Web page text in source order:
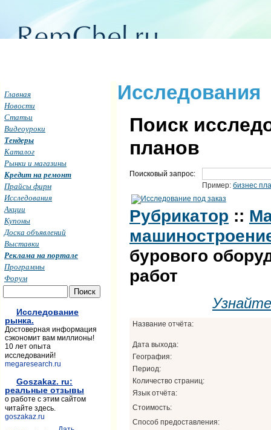
Исследования
Поиск
планов
Поисковый запрос:
Пример: бизнес
Рубрикатор ::
бурового
работ
Название отчёта:
Дата выхода:
География:
Период:
Количество страниц:
Язык отчёта:
Стоимость:
Способ предоставления:
Главная
Новости
Статьи
Видеоуроки
Тендеры
Каталог
Рынки и магазины
Кредит на ремонт
Прайсы фирм
Исследования
Акции
Купоны
Доска объявлений
Выставки
Реклама на портале
Программы
Форум
Исследование
рынка.
Достоверная информация
сэкономит вам миллионы!
10 лет опыта
исследований!
megaresearch.ru
Goszakaz. ru:
реальные отзывы
о работе с этим сайтом
читайте здесь.
goszakaz.ru